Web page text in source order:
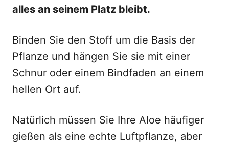
alles an seinem Platz bleibt.
Binden Sie den Stoff um die Basis der
Pflanze und hängen Sie sie mit einer
Schnur oder einem Bindfaden an einem
hellen Ort auf.
Natürlich müssen Sie Ihre Aloe häufiger
gießen als eine echte Luftpflanze, aber